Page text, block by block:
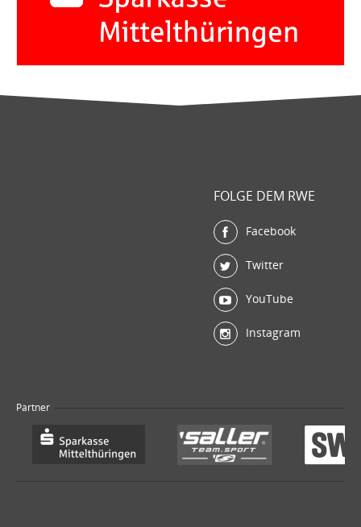
FOLGE DEM RWE
Facebook
Twitter
YouTube
Instagram
Partner